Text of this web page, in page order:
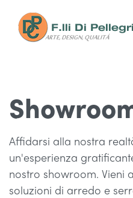
Affidarsi alla nostra
un'esperienza
nostro showroom. Vieni
soluzioni di arredo e